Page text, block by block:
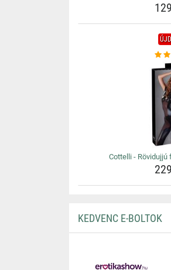
Cottelli -
KEDVENC E-BOLTOK